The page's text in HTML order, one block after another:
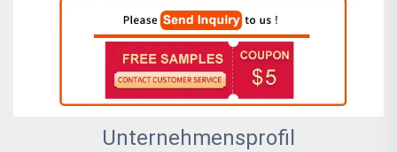
Unternehmensprofil